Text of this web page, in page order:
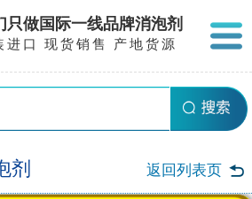
只做国际一线品牌消泡剂
进口 现货销售 产地货源
剂 返回列表页